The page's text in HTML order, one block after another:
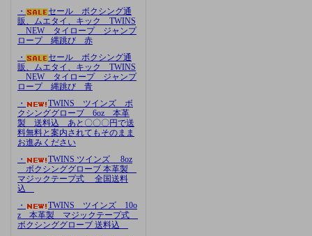
・
セール ボクシング通
販、ムエタイ、キック TWINS
NEW タイロープ ジャンプ
ロープ 縄跳び 赤
・
セール ボクシング通
販、ムエタイ、キック TWINS
NEW タイロープ ジャンプ
ロープ 縄跳び 青
・
TWINS ツインズ ボ
クシンググローブ 6oz 本革
製 送料込 あと〇〇〇円で送
料無料と案内されてもそのまま
お進みください
・
TWINS ツインズ 8oz
ボクシンググローブ 本革製
マジックテープ式 全国送料
込
・
TWINS ツインズ 10o
z 本革製 マジックテープ式
ボクシンググローブ 送料込